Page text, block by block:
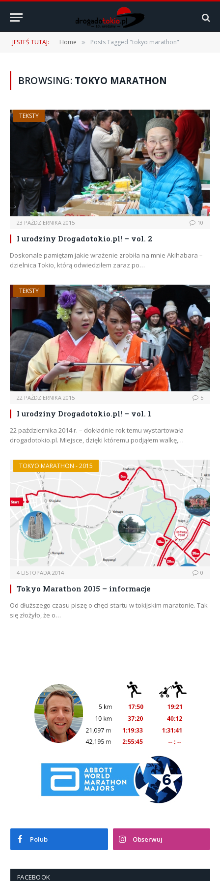
JESTEŚ TUTAJ: Home » Posts Tagged "tokyo marathon"
BROWSING: TOKYO MARATHON
TEKSTY
23 PAŹDZIERNIKA 2015 10
I urodziny Drogadotokio.pl! – vol. 2
Doskonale pamiętam jakie wrażenie zrobiła na mnie Akihabara –
dzielnica Tokio, którą odwiedziłem zaraz po…
TEKSTY
22 PAŹDZIERNIKA 2015 5
I urodziny Drogadotokio.pl! – vol. 1
22 października 2014 r. – dokładnie rok temu wystartowała
drogadotokio.pl. Miejsce, dzięki któremu podjąłem walkę,…
TOKYO MARATHON - 2015
4 LISTOPADA 2014 0
Tokyo Marathon 2015 – informacje
Od dłuższego czasu piszę o chęci startu w tokijskim maratonie. Tak
się złożyło, że o…
Polub Obserwuj
FACEBOOK